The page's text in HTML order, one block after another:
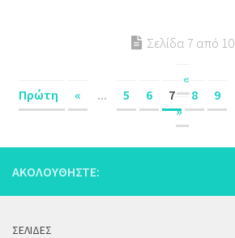
Σελίδα 7 από 10
«
Πρώτη
« ... 5 6 7 8 9
»
ΑΚΟΛΟΥΘΉΣΤΕ:
ΣΕΛΊΔΕΣ